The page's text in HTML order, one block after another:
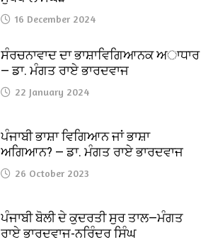
16 December 2024
ਸੰਰਚਨਾਵਾਦ ਦਾ ਭਾਸ਼ਾਵਿਗਿਆਨਕ ਅਾਧਾਰ
— ਡਾ. ਮੰਗਤ ਰਾਏ ਭਾਰਦਵਾਜ
22 January 2024
ਪੰਜਾਬੀ ਭਾਸ਼ਾ ਵਿਗਿਆਨ ਜਾਂ ਭਾਸ਼ਾ
ਅਗਿਆਨ? — ਡਾ. ਮੰਗਤ ਰਾਏ ਭਾਰਦਵਾਜ
26 October 2023
ਪੰਜਾਬੀ ਬੋਲੀ ਦੇ ਕੁਦਰਤੀ ਸੁਰ ਤਾਲ—ਮੰਗਤ
ਰਾਏ ਭਾਰਦਵਾਜ-ਨਰਿੰਦਰ ਸਿੰਘ